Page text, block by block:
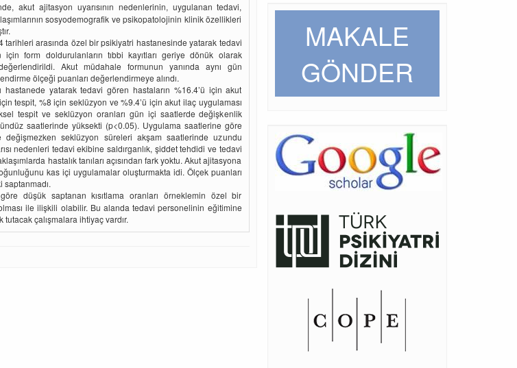
akut ajitasyon uyarısının nedenlerinin, uygulanan tedavi,
sosyodemografik ve psikopatolojinin klinik özellikleri
tarihleri arasında özel bir psikiyatri hastanesinde yatarak tedavi
form doldurulanların tıbbi kayıtları geriye dönük olarak
Akut müdahale formunun yanında aynı gün
ölçeği puanları değerlendirmeye alındı.
hastanede yatarak tedavi gören hastaların %16.4’ü için akut
tespit, %8 için seklüzyon ve %9.4’ü için akut ilaç uygulaması
tespit ve seklüzyon oranları gün içi saatlerde değişkenlik
saatlerinde yüksekti (p<0.05). Uygulama saatlerine göre
seklüzyon süreleri akşam saatlerinde uzundu
nedenleri tedavi ekibine saldırganlık, şiddet tehdidi ve tedavi
hastalık tanıları açısından fark yoktu. Akut ajitasyona
kas içi uygulamalar oluşturmakta idi. Ölçek puanları
göre düşük saptanan kısıtlama oranları örneklemin özel bir
ile ilişkili olabilir. Bu alanda tedavi personelinin eğitimine
tutacak çalışmalara ihtiyaç vardır.
MAKALE
GÖNDER